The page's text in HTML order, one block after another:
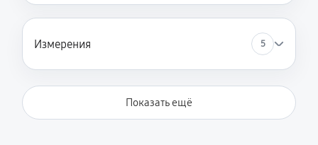
Измерения 5
Показать ещё